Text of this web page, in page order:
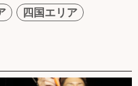
四国エリア